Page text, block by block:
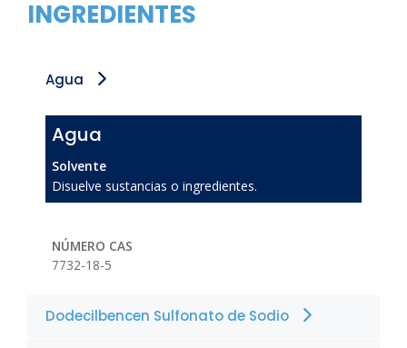
INGREDIENTES
Agua
Agua
Solvente
Disuelve sustancias o ingredientes.
NÚMERO CAS
7732-18-5
Dodecilbencen Sulfonato de Sodio